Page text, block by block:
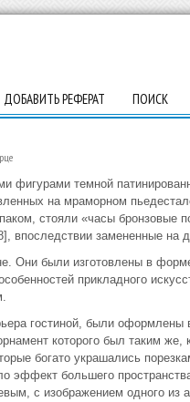
ДОБАВИТЬ РЕФЕРАТ ПОИСК
фигурами темной
на мраморном
стояли «часы бронзовые
впоследствии замененные на
Они были изготовлены в
прикладного
гостиной, были оформлены
которого был таким
богато украшались
эффект большего
с изображением одного из